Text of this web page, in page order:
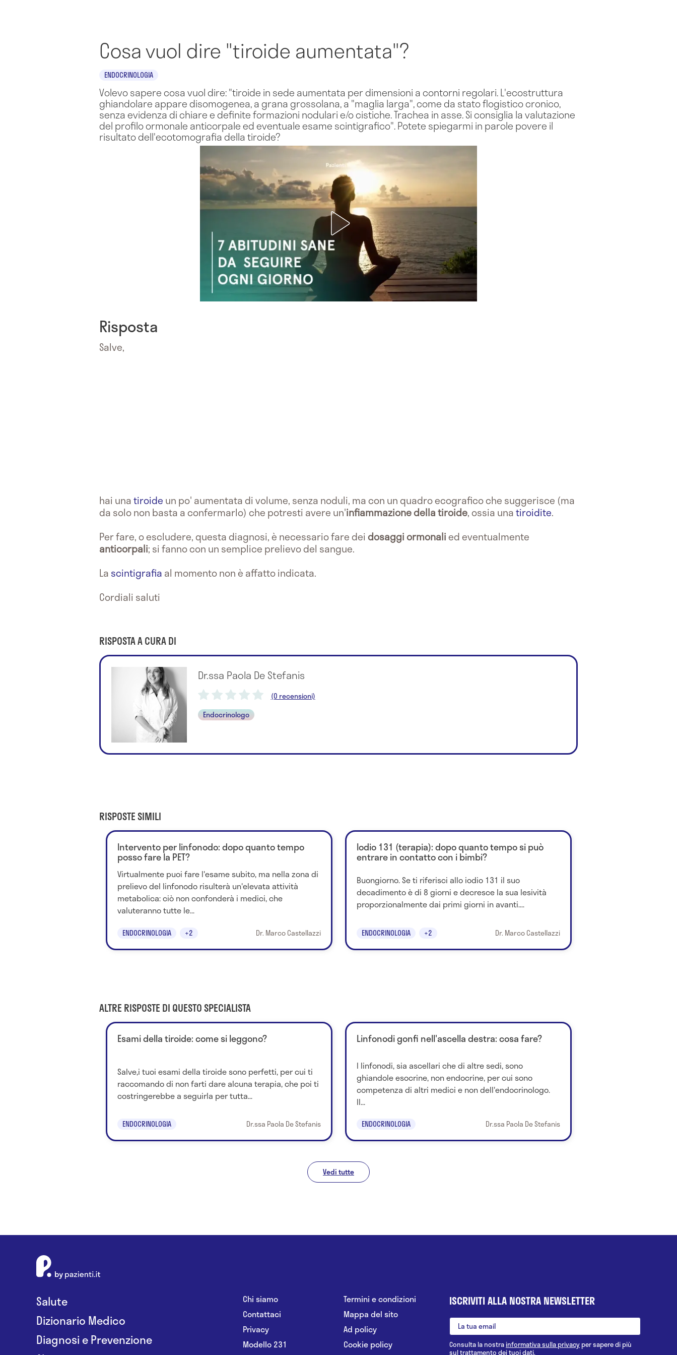
Cosa vuol dire "tiroide aumentata"?
ENDOCRINOLOGIA
Volevo sapere cosa vuol dire: "tiroide in sede aumentata per dimensioni a contorni regolari. L'ecostruttura
ghiandolare appare disomogenea, a grana grossolana, a "maglia larga", come da stato flogistico cronico,
senza evidenza di chiare e definite formazioni nodulari e/o cistiche. Trachea in asse. Si consiglia la valutazione
del profilo ormonale anticorpale ed eventuale esame scintigrafico". Potete spiegarmi in parole povere il
risultato dell'ecotomografia della tiroide?
Risposta
Salve,
hai unatiroide un po' aumentata di volume, senza noduli, ma con un quadro ecografico che suggerisce (ma
da solo non basta a confermarlo) che potresti avere un'infiammazione della tiroide, ossia unatiroidite.
Per fare, o escludere, questa diagnosi, è necessario fare deidosaggi ormonalied eventualmente
anticorpali; si fanno con un semplice prelievo del sangue.
La scintigrafia al momento non è affatto indicata.
Cordiali saluti
RISPOSTA A CURA DI
Dr.ssa Paola De Stefanis
(0 recensioni)
Endocrinologo
RISPOSTE SIMILI
Intervento per linfonodo: dopo quanto tempo
posso fare la PET?
Virtualmente puoi fare l'esame subito, ma nella zona di
prelievo del linfonodo risulterà un'elevata attività
metabolica: ciò non confonderà i medici, che
valuteranno tutte le...
ENDOCRINOLOGIA +2 Dr. Marco Castellazzi
Iodio 131 (terapia): dopo quanto tempo si può
entrare in contatto con i bimbi?
Buongiorno. Se ti riferisci allo iodio 131 il suo
decadimento è di 8 giorni e decresce la sua lesività
proporzionalmente dai primi giorni in avanti....
ENDOCRINOLOGIA +2 Dr. Marco Castellazzi
ALTRE RISPOSTE DI QUESTO SPECIALISTA
Esami della tiroide: come si leggono?
Salve,i tuoi esami della tiroide sono perfetti, per cui ti
raccomando di non farti dare alcuna terapia, che poi ti
costringerebbe a seguirla per tutta...
ENDOCRINOLOGIA Dr.ssa Paola De Stefanis
Linfonodi gonfi nell'ascella destra: cosa fare?
I linfonodi, sia ascellari che di altre sedi, sono
ghiandole esocrine, non endocrine, per cui sono
competenza di altri medici e non dell'endocrinologo.
Il...
ENDOCRINOLOGIA Dr.ssa Paola De Stefanis
Vedi tutte
Salute
Dizionario Medico
Diagnosi e Prevenzione
Chi siamo
Contattaci
Privacy
Modello 231
Termini e condizioni
Mappa del sito
Ad policy
Cookie policy
ISCRIVITI ALLA NOSTRA NEWSLETTER
Consulta la nostrainformativa sulla privacy per sapere di più
sul trattamento dei tuoi dati.